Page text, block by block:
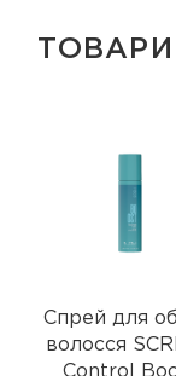
ТОВАРИ
Спрей для
волосся
Control